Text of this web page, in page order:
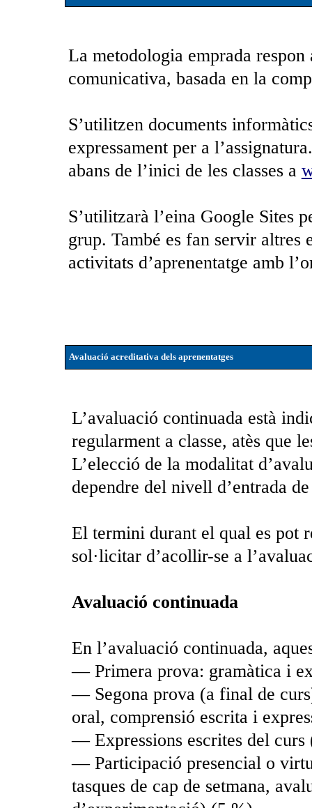
La metodologia emprada
comunicativa, basada en la
S’utilitzen documents
expressament per a
abans de l’inici de les classes a
S’utilitzarà l’eina Google Sites
grup. També es fan servir altres
activitats d’aprenentatge amb
Avaluació acreditativa dels aprenentatges
L’avaluació continuada està
regularment a classe, atès que
L’elecció de la modalitat
dependre del nivell d’entrada
El termini durant el qual es pot
sol·licitar d’acollir-se a
Avaluació continuada
En l’avaluació continuada,
— Primera prova: gramàtica i
— Segona prova (a final de
oral, comprensió escrita i
— Expressions escrites del curs
— Participació presencial o
tasques de cap de setmana,